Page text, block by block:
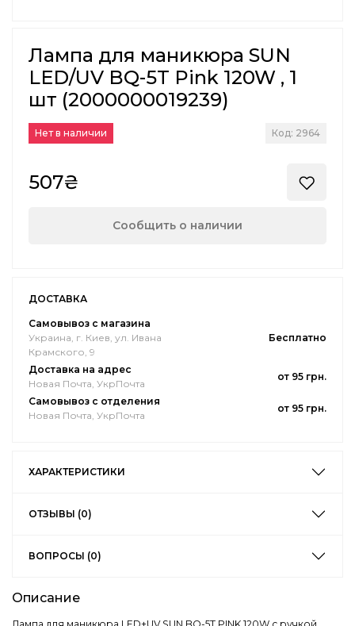
Лампа для маникюра SUN
LED/UV BQ-5T Pink 120W , 1
шт (2000000019239)
Нет в наличии Код: 2964
507₴
Сообщить о наличии
ДОСТАВКА
Самовывоз с магазина
Украина, г. Киев, ул. Ивана
Крамского, 9
Бесплатно
Доставка на адрес
Новая Почта, УкрПочта
от 95 грн.
Самовывоз с отделения
Новая Почта, УкрПочта
от 95 грн.
ХАРАКТЕРИСТИКИ
ОТЗЫВЫ (0)
ВОПРОСЫ (0)
Описание